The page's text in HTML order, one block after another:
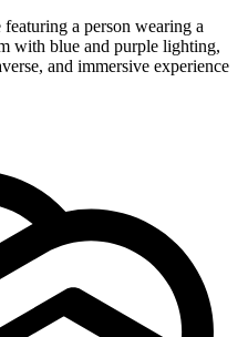
a person wearing a
with blue and purple lighting,
and immersive experience